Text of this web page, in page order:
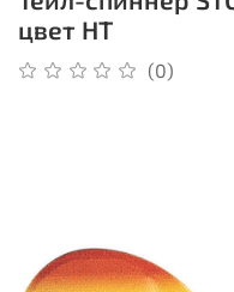
цвет HT
(0)